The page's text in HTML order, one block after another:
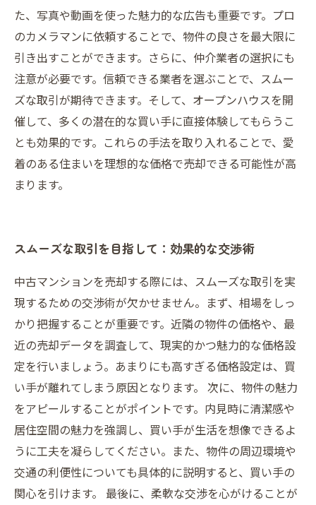
た、写真や動画を使った魅力的な広告も重要です。プロ
のカメラマンに依頼することで、物件の良さを最大限に
引き出すことができます。さらに、仲介業者の選択にも
注意が必要です。信頼できる業者を選ぶことで、スムー
ズな取引が期待できます。そして、オープンハウスを開
催して、多くの潜在的な買い手に直接体験してもらうこ
とも効果的です。これらの手法を取り入れることで、愛
着のある住まいを理想的な価格で売却できる可能性が高
まります。
スムーズな取引を目指して：効果的な交渉術
中古マンションを売却する際には、スムーズな取引を実
現するための交渉術が欠かせません。まず、相場をしっ
かり把握することが重要です。近隣の物件の価格や、最
近の売却データを調査して、現実的かつ魅力的な価格設
定を行いましょう。あまりにも高すぎる価格設定は、買
い手が離れてしまう原因となります。 次に、物件の魅力
をアピールすることがポイントです。内見時に清潔感や
居住空間の魅力を強調し、買い手が生活を想像できるよ
うに工夫を凝らしてください。また、物件の周辺環境や
交通の利便性についても具体的に説明すると、買い手の
関心を引けます。 最後に、柔軟な交渉を心がけることが